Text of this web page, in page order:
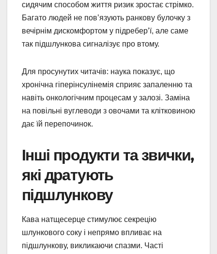
сидячим способом життя ризик зростає стрімко.
Багато людей не пов’язують ранкову булочку з
вечірнім дискомфортом у підребер’ї, але саме
так підшлункова сигналізує про втому.
Для просунутих читачів: наука показує, що
хронічна гіперінсулінемія сприяє запаленню та
навіть онкологічним процесам у залозі. Заміна
на повільні вуглеводи з овочами та клітковиною
дає їй перепочинок.
Інші продукти та звички,
які дратують
підшлункову
Кава натщесерце стимулює секрецію
шлункового соку і непрямо впливає на
підшлункову, викликаючи спазми. Частi